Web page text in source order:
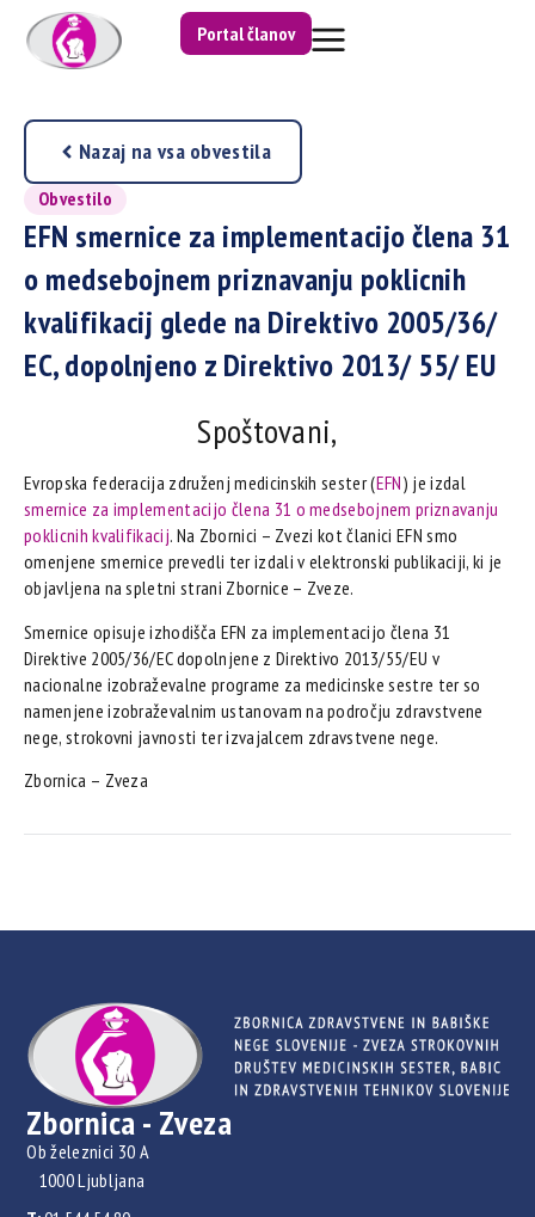
Portal članov
Nazaj na vsa obvestila
Obvestilo
EFN smernice za implementacijo člena 31
o medsebojnem priznavanju poklicnih
kvalifikacij glede na Direktivo 2005/36/
EC, dopolnjeno z Direktivo 2013/ 55/ EU
Spoštovani,
Evropska federacija združenj medicinskih sester (EFN) je izdal
smernice za implementacijo člena 31 o medsebojnem priznavanju
poklicnih kvalifikacij. Na Zbornici – Zvezi kot članici EFN smo
omenjene smernice prevedli ter izdali v elektronski publikaciji, ki je
objavljena na spletni strani Zbornice – Zveze.
Smernice opisuje izhodišča EFN za implementacijo člena 31
Direktive 2005/36/EC dopolnjene z Direktivo 2013/55/EU v
nacionalne izobraževalne programe za medicinske sestre ter so
namenjene izobraževalnim ustanovam na področju zdravstvene
nege, strokovni javnosti ter izvajalcem zdravstvene nege.
Zbornica – Zveza
Zbornica - Zveza
Ob železnici 30 A
1000 Ljubljana